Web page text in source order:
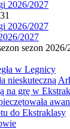
2027
sezon
w Legnicy
nieskuteczną
na grę w
do Ekstraklasy